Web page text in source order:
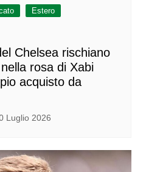
Estero
Chelsea rischiano
rosa di Xabi
acquisto da
Luglio 2026